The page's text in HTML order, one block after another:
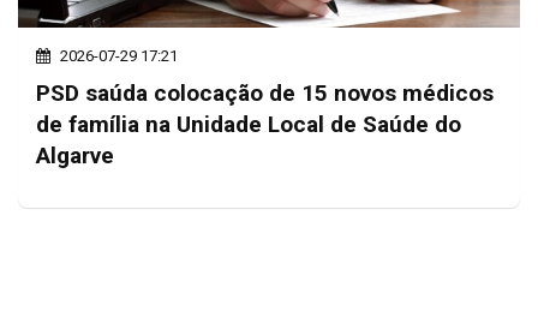
2026-07-29 17:21
PSD saúda colocação de 15 novos médicos
de família na Unidade Local de Saúde do
Algarve